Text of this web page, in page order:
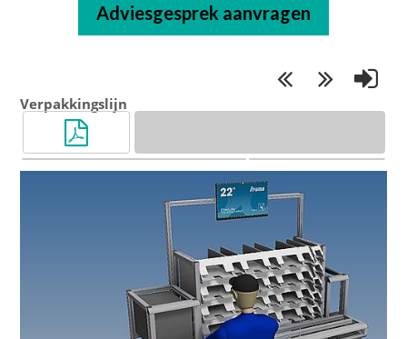
Adviesgesprek aanvragen
Verpakkingslijn